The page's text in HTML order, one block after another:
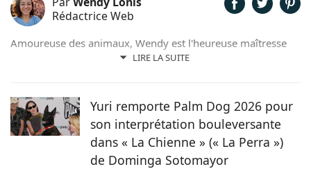
Rédactrice Web
LIRE LA SUITE
Amoureuse des animaux, Wendy est l'heureuse maîtresse
d'un Berger Australien, de poules et même de pigeons
naturellement qu'elle prête, avec plaisir, sa plume pour
Chien.fr.
Yuri remporte Palm Dog 2026 pour
son interprétation bouleversante
dans « La Chienne » (« La Perra »)
de Dominga Sotomayor